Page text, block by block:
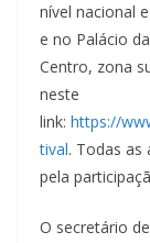
nível nacional
e no Palácio
Centro, zona
neste
link: https://
tival. Todas as
pela
O secretário